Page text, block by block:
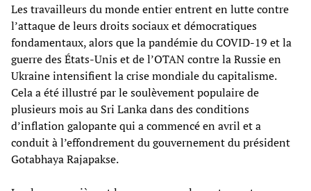
Les travailleurs du monde entier entrent en lutte contre
l’attaque de leurs droits sociaux et démocratiques
fondamentaux, alors que la pandémie du COVID-19 et la
guerre des États-Unis et de l’OTAN contre la Russie en
Ukraine intensifient la crise mondiale du capitalisme.
Cela a été illustré par le soulèvement populaire de
plusieurs mois au Sri Lanka dans des conditions
d’inflation galopante qui a commencé en avril et a
conduit à l’effondrement du gouvernement du président
Gotabhaya Rajapakse.